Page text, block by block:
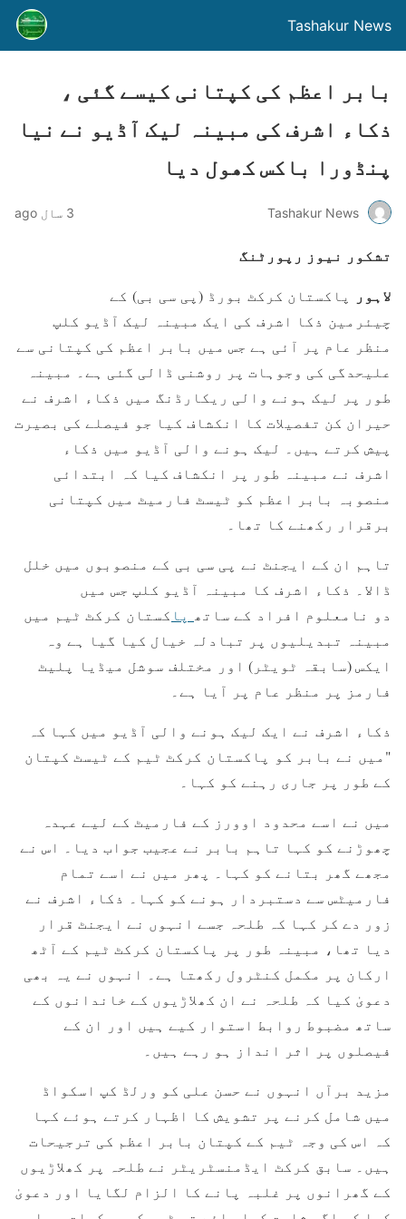
Tashakur News
بابر اعظم کی کپتانی کیسے گئی ،
ذکاء اشرف کی مبینہ لیک آڈیو نے نیا
پنڈورا باکس کھول دیا
Tashakur News 3 سال ago
تشکور نیوز رپورٹنگ
لاہور
پاکستان کرکٹ بورڈ (پی سی بی) کے
چیئرمین ذکا اشرف کی ایک مبینہ لیک آڈیو کلپ
منظر عام پر آئی ہے جس میں بابر اعظم کی کپتانی سے
علیحدگی کی وجوہات پر روشنی ڈالی گئی ہے۔ مبینہ
طور پر لیک ہونے والی ریکارڈنگ میں ذکاء اشرف نے
حیران کن تفصیلات کا انکشاف کیا جو فیصلے کی بصیرت
پیش کرتے ہیں۔ لیک ہونے والی آڈیو میں ذکاء
اشرف نے مبینہ طور پر انکشاف کیا کہ ابتدائی
منصوبہ بابر اعظم کو ٹیسٹ فارمیٹ میں کپتانی
برقرار رکھنے کا تھا۔
تاہم ان کے ایجنٹ نے پی سی بی کے منصوبوں میں خلل
ڈالا۔ ذکاء اشرف کا مبینہ آڈیو کلپ جس میں
دو نامعلوم افراد کے ساتھ پا کستان کرکٹ ٹیم میں
مبینہ تبدیلیوں پر تبادلہ خیال کیا گیا ہے وہ
ایکس (سابقہ ٹویٹر) اور مختلف سوشل میڈیا پلیٹ
فارمز پر منظر عام پر آیا ہے۔
ذکاء اشرف نے ایک لیک ہونے والی آڈیو میں کہا کہ
"میں نے بابر کو پاکستان کرکٹ ٹیم کے ٹیسٹ کپتان
کے طور پر جاری رہنے کو کہا۔
میں نے اسے محدود اوورز کے فارمیٹ کے لیے عہدہ
چھوڑنے کو کہا تاہم بابر نے عجیب جواب دیا۔ اس نے
مجھے گھر بتانے کو کہا۔ پھر میں نے اسے تمام
فارمیٹس سے دستبردار ہونے کو کہا۔ ذکاء اشرف نے
زور دے کر کہا کہ طلحہ جسے انہوں نے ایجنٹ قرار
دیا تھا، مبینہ طور پر پاکستان کرکٹ ٹیم کے آٹھ
ارکان پر مکمل کنٹرول رکھتا ہے۔ انہوں نے یہ بھی
دعویٰ کیا کہ طلحہ نے ان کھلاڑیوں کے خاندانوں کے
ساتھ مضبوط روابط استوار کیے ہیں اور ان کے
فیصلوں پر اثر انداز ہو رہے ہیں۔
مزید برآں انہوں نے حسن علی کو ورلڈ کپ اسکواڈ
میں شامل کرنے پر تشویش کا اظہار کرتے ہوئے کہا
کہ اس کی وجہ ٹیم کے کپتان بابر اعظم کی ترجیحات
ہیں۔ سابق کرکٹ ایڈمنسٹریٹر نے طلحہ پر کھلاڑیوں
کے گھرانوں پر غلبہ پانے کا الزام لگایا اور دعویٰ